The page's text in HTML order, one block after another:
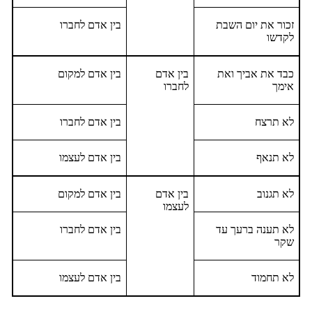
זכור את יום השבת
לקדשו
בין אדם לחברו
כבד את אביך ואת
אימך
בין אדם
לחברו
בין אדם למקום
לא תרצח בין אדם לחברו
לא תנאף בין אדם לעצמו
לא תגנוב
בין אדם
לעצמו
בין אדם למקום
לא תענה ברעך עד
שקר
בין אדם לחברו
לא תחמוד בין אדם לעצמו